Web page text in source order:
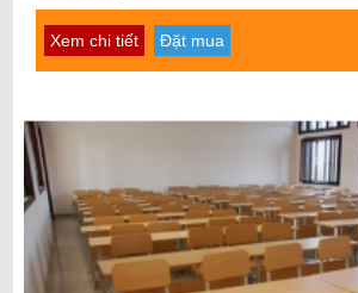
Xem chi tiết Đặt mua